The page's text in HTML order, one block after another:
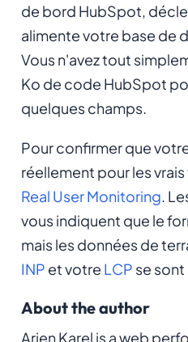
de bord HubSpot,
alimente votre base de
Vous n'avez tout
Ko de code HubSpot
quelques champs.
Pour confirmer que
réellement pour les
Real User Monitoring.
vous indiquent que le
mais les données de
INP et votre LCP se
About the author
Arjen Karel is a web